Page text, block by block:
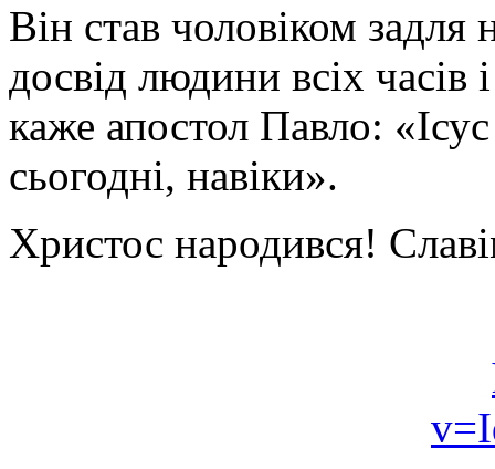
Він став чоловіком
досвід людини всіх часів
каже апостол Павло:
сьогодні, навіки».
Христос народився!